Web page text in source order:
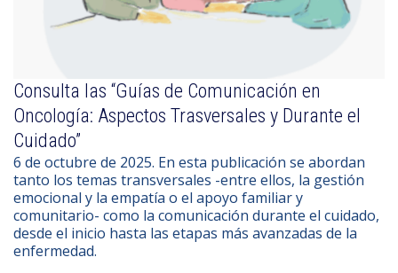
Consulta las “Guías de Comunicación en
Oncología: Aspectos Trasversales y Durante el
Cuidado”
6 de octubre de 2025. En esta publicación se abordan
tanto los temas transversales -entre ellos, la gestión
emocional y la empatía o el apoyo familiar y
comunitario- como la comunicación durante el cuidado,
desde el inicio hasta las etapas más avanzadas de la
enfermedad.